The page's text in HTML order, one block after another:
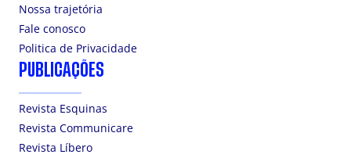
Nossa trajetória
Fale conosco
Politica de Privacidade
PUBLICAÇÕES
Revista Esquinas
Revista Communicare
Revista Líbero